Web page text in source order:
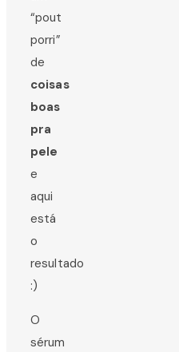
“pout
porri”
de
coisas
boas
pra
pele
e
aqui
está
o
resultado
:)
O
sérum